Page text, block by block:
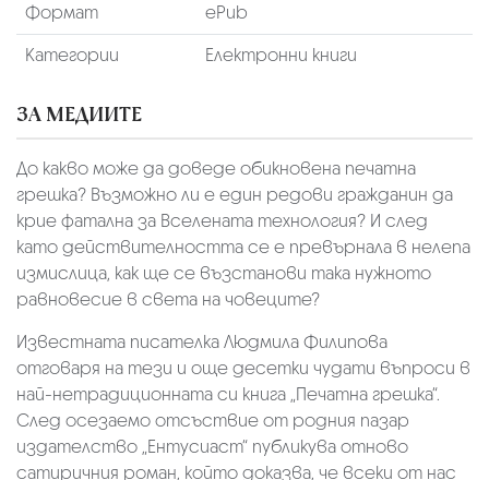
Формат
ePub
Категории
Електронни книги
ЗА МЕДИИТЕ
До какво може да доведе обикновена печатна
грешка? Възможно ли е един редови гражданин да
крие фатална за Вселената технология? И след
като действителността се е превърнала в нелепа
измислица, как ще се възстанови така нужното
равновесие в света на човеците?
Известната писателка Людмила Филипова
отговаря на тези и още десетки чудати въпроси в
най-нетрадиционната си книга „Печатна грешка“.
След осезаемо отсъствие от родния пазар
издателство „Ентусиаст“ публикува отново
сатиричния роман, който доказва, че всеки от нас